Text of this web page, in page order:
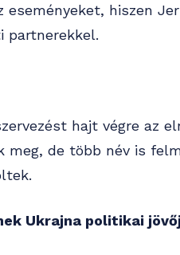
eseményeket, hiszen
partnerekkel.
hajt végre az
meg, de több név is
Ukrajna politikai